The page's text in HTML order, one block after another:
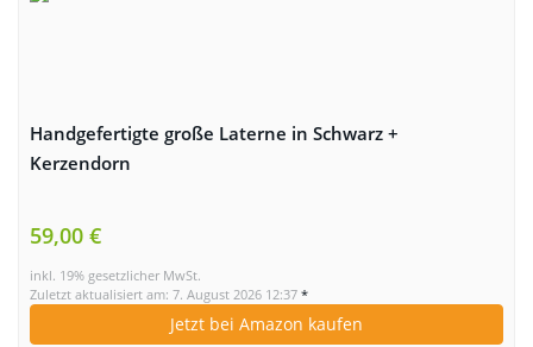
Handgefertigte große Laterne in Schwarz +
Kerzendorn
59,00 €
inkl. 19% gesetzlicher MwSt.
Zuletzt aktualisiert am: 7. August 2026 12:37 *
Jetzt bei Amazon kaufen